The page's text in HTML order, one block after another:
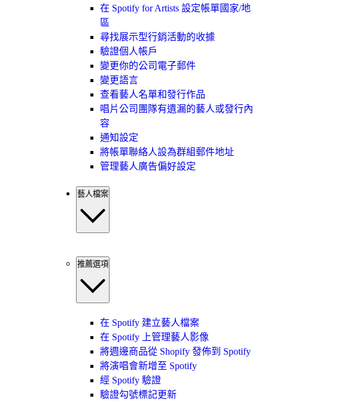
在 Spotify for Artists 設定帳單國家/地
區
尋找展示型行銷活動的收據
驗證個人帳戶
變更你的公司電子郵件
變更語言
查看藝人名單和發行作品
唱片公司團隊有遺漏的藝人或發行內
容
通知設定
將帳單聯絡人設為群組郵件地址
管理藝人廣告偏好設定
藝人檔案
推薦選項
在 Spotify 建立藝人檔案
在 Spotify 上管理藝人影像
將週邊商品從 Shopify 發佈到 Spotify
將演唱會新增至 Spotify
經 Spotify 驗證
驗證勾號標記更新